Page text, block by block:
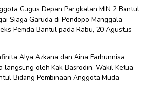
Gugus Depan Pangkalan MIN 2 Bantul
Siaga Garuda di Pendopo Manggala
Pemda Bantul pada Rabu, 20 Agustus
Alya Azkana dan Aina Farhunnisa
langsung oleh Kak Basrodin, Wakil Ketua
Bidang Pembinaan Anggota Muda